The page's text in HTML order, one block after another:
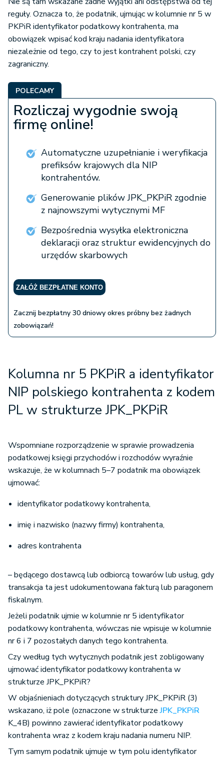
reguły. Oznacza to, że podatnik, ujmując w kolumnie nr 5 w
PKPiR identyfikator podatkowy kontrahenta, ma
obowiązek wpisać kod kraju nadania identyfikatora
niezależnie od tego, czy to jest kontrahent polski, czy
zagraniczny.
POLECAMY
Rozliczaj wygodnie swoją
firmę online!
Automatyczne uzupełnianie i weryfikacja
prefiksów krajowych dla NIP
kontrahentów.
Generowanie plików JPK_PKPiR zgodnie
z najnowszymi wytycznymi MF
Bezpośrednia wysyłka elektroniczna
deklaracji oraz struktur ewidencyjnych do
urzędów skarbowych
ZAŁÓŻ BEZPŁATNE KONTO
Zacznij bezpłatny 30 dniowy okres próbny bez żadnych
zobowiązań!
Kolumna nr 5 PKPiR a identyfikator
NIP polskiego kontrahenta z kodem
PL w strukturze JPK_PKPiR
Wspomniane rozporządzenie w sprawie prowadzenia
podatkowej księgi przychodów i rozchodów wyraźnie
wskazuje, że w kolumnach 5–7 podatnik ma obowiązek
ujmować:
identyfikator podatkowy kontrahenta,
imię i nazwisko (nazwy firmy) kontrahenta,
adres kontrahenta
– będącego dostawcą lub odbiorcą towarów lub usług, gdy
transakcja ta jest udokumentowana fakturą lub paragonem
fiskalnym.
Jeżeli podatnik ujmie w kolumnie nr 5 identyfikator
podatkowy kontrahenta, wówczas nie wpisuje w kolumnie
nr 6 i 7 pozostałych danych tego kontrahenta.
Czy według tych wytycznych podatnik jest zobligowany
ujmować identyfikator podatkowy kontrahenta w
strukturze JPK_PKPiR?
W objaśnieniach dotyczących struktury JPK_PKPiR (3)
wskazano, iż pole (oznaczone w strukturzeJPK_PKPiR
K_4B) powinno zawierać identyfikator podatkowy
kontrahenta wraz z kodem kraju nadania numeru NIP.
Tym samym podatnik ujmuje w tym polu identyfikator